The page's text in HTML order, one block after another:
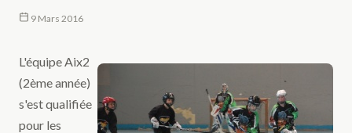
9 Mars 2016
L'équipe Aix2
(2ème année)
s'est qualifiée
pour les